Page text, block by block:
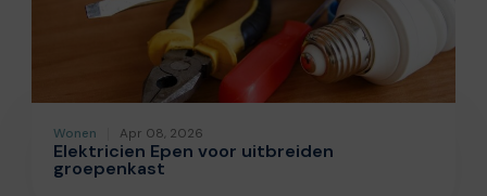
Wonen Apr 08, 2026
Elektricien Epen voor uitbreiden
groepenkast